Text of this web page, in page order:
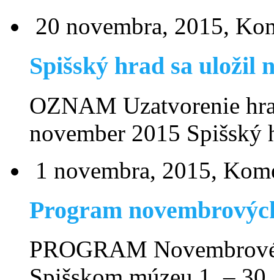
20 novembra, 2015,
Spišský hrad sa uložil
OZNAM Uzatvorenie
november 2015
1 novembra, 2015,
Program
PROGRAM